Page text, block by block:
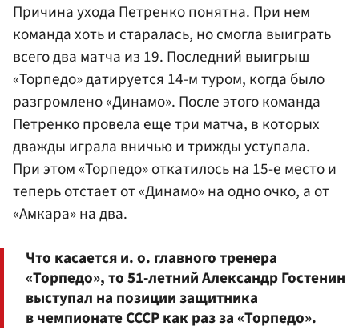
Причина ухода Петренко понятна. При нем
команда хоть и старалась, но смогла выиграть
всего два матча из 19. Последний выигрыш
«Торпедо» датируется 14-м туром, когда было
разгромлено «Динамо». После этого команда
Петренко провела еще три матча, в которых
дважды играла вничью и трижды уступала.
При этом «Торпедо» откатилось на 15-е место и
теперь отстает от «Динамо» на одно очко, а от
«Амкара» на два.
Что касается и. о. главного тренера
«Торпедо», то 51-летний Александр Гостенин
выступал на позиции защитника
в чемпионате СССР как раз за «Торпедо».